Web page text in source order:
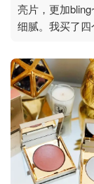
亮片，更加
细腻。我买了